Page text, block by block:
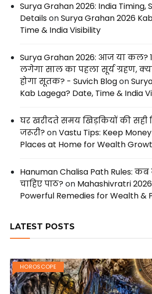
Surya Grahan 2026: India Timing,
DetailsonSurya Grahan 2026
Time & India Visibility
Surya Grahan 2026: आज या कल?
लगेगा साल का पहला सूर्य ग्रहण,
होगा सूतक? - Suvich Blogon
Kab Lagega? Date, Time & India
घर खरीदते समय खिड़कियों की सही
जरूरी?onVastu Tips: Keep
Places at Home for Wealth
Hanuman Chalisa Path Rules:
चाहिए पाठ?on Mahashivratri
Powerful Remedies for Wealth &
LATEST POSTS
HOROSCOPE